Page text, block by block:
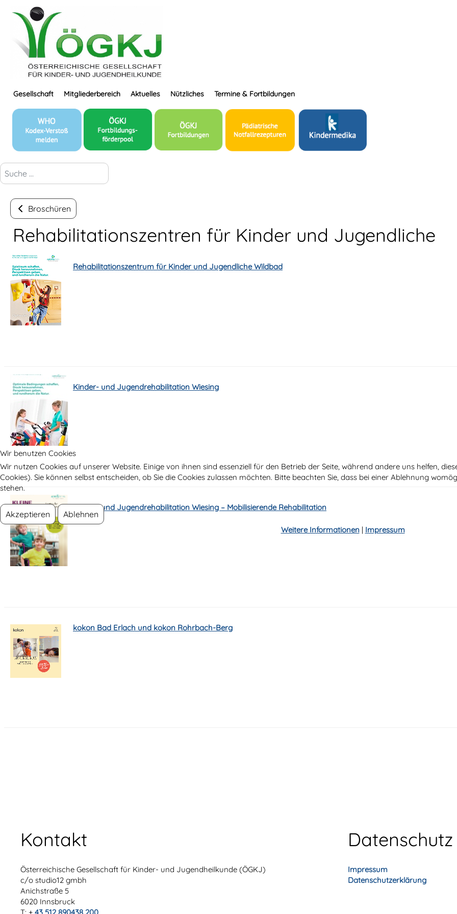
Gesellschaft Mitgliederbereich Aktuelles Nützliches Termine & Fortbildungen
suchen...
Broschüren
Rehabilitationszentren für Kinder und Jugendliche
Rehabilitationszentrum für Kinder und Jugendliche Wildbad
Kinder- und Jugendrehabilitation Wiesing
Kinder- und Jugendrehabilitation Wiesing – Mobilisierende Rehabilitation
kokon Bad Erlach und kokon Rohrbach-Berg
Kontakt
Österreichische Gesellschaft für Kinder- und Jugendheilkunde (ÖGKJ)
c/o studio12 gmbh
Anichstraße 5
6020 Innsbruck
T: + 43 512 890438 200
Datenschutz
Impressum
Datenschutzerklärung
Wir benutzen Cookies
Wir nutzen Cookies auf unserer Website. Einige von ihnen sind essenziell für den Betrieb der Seite, während andere uns helfen,
Cookies). Sie können selbst entscheiden, ob Sie die Cookies zulassen möchten. Bitte beachten Sie, dass bei einer Ablehnung
stehen.
Akzeptieren Ablehnen
Weitere Informationen| Impressum